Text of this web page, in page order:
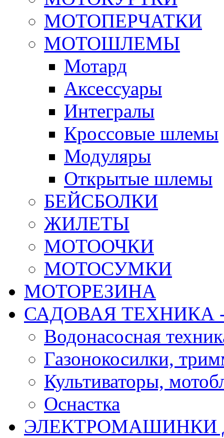
МОТОПЕРЧАТКИ
МОТОШЛЕМЫ
Мотард
Аксессуары
Интегралы
Кроссовые шлемы
Модуляры
Открытые шлемы
БЕЙСБОЛКИ
ЖИЛЕТЫ
МОТООЧКИ
МОТОСУМКИ
МОТОРЕЗИНА
САДОВАЯ ТЕХНИКА
Водонасосная
Газонокосилки,
Культиваторы,
Оснастка
ЭЛЕКТРОМАШИНКИ